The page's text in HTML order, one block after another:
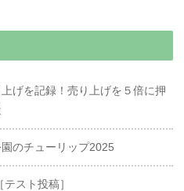
げを記録！売り上げを５倍に押
のチューリップ2025
スト投稿］